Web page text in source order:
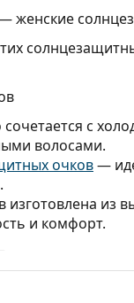
женские
с
волосами.
очков—
из
и комфорт.
света,